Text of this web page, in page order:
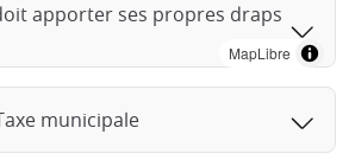
MapLibre
apporter ses propres draps
municipale